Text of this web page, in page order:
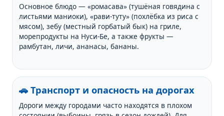
Основное блюдо — «ромасава» (тушёная говядина с
листьями маниоки), «рави-туту» (похлёбка из риса с
мясом), зебу (местный горбатый бык) на гриле,
морепродукты на Нуси-Бе, а также фрукты —
рамбутан, личи, ананасы, бананы.
🚗 Транспорт и опасность на дорогах
Дороги между городами часто находятся в плохом